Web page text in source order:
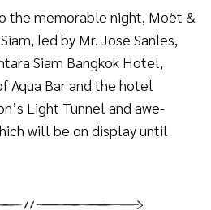
the memorable night, Moët &
led by Mr. José Sanles,
Siam Bangkok Hotel,
Aqua Bar and the hotel
Light Tunnel and awe-
will be on display until